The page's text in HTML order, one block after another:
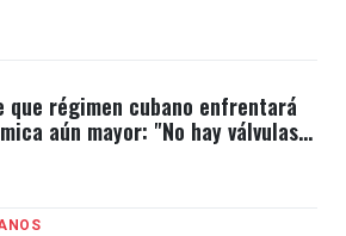
que régimen cubano enfrentará
aún mayor: "No hay válvulas